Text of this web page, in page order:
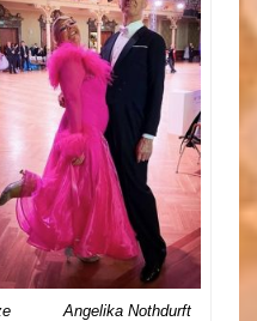
Angelika Nothdurft